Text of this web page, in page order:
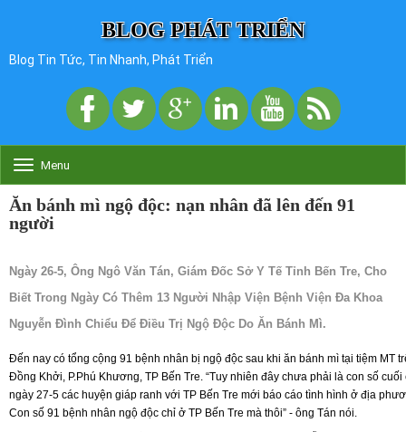
BLOG PHÁT TRIỂN
Blog Tin Tức, Tin Nhanh, Phát Triển
o
g
a
v
g
t
i
o
n
Menu
Ăn bánh mì ngộ độc: nạn nhân đã lên đến 91
người
Ngày 26-5, Ông Ngô Văn Tán, Giám Đốc Sở Y Tế Tỉnh Bến Tre, Cho
Biết Trong Ngày Có Thêm 13 Người Nhập Viện Bệnh Viện Đa Khoa
Nguyễn Đình Chiểu Để Điều Trị Ngộ Độc Do Ăn Bánh Mì.
Đến nay có tổng cộng 91 bệnh nhân bị ngộ độc sau khi ăn bánh mì tại tiệm MT
Đồng Khởi, P.Phú Khương, TP Bến Tre. “Tuy nhiên đây chưa phải là con số cuối
ngày 27-5 các huyện giáp ranh với TP Bến Tre mới báo cáo tình hình ở địa
Con số 91 bệnh nhân ngộ độc chỉ ở TP Bến Tre mà thôi” - ông Tán nói.